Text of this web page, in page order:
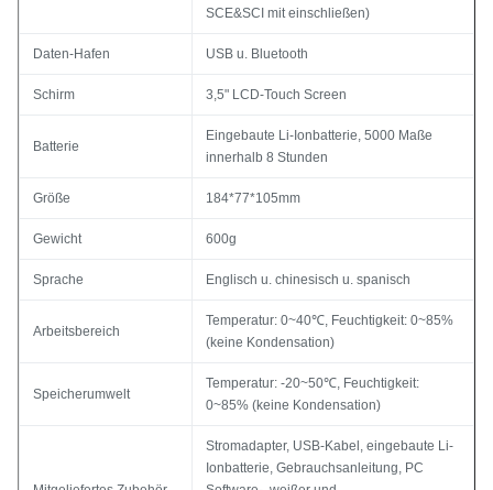
SCE&SCI mit einschließen)
Daten-Hafen USB u. Bluetooth
Schirm 3,5" LCD-Touch Screen
Batterie
Eingebaute Li-Ionbatterie, 5000 Maße
innerhalb 8 Stunden
Größe 184*77*105mm
Gewicht 600g
Sprache Englisch u. chinesisch u. spanisch
Arbeitsbereich
Temperatur: 0~40℃, Feuchtigkeit: 0~85%
(keine Kondensation)
Speicherumwelt
Temperatur: -20~50℃, Feuchtigkeit:
0~85% (keine Kondensation)
Stromadapter, USB-Kabel, eingebaute Li-
Ionbatterie, Gebrauchsanleitung, PC